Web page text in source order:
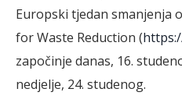
Europski tjedan smanjenja
for Waste Reduction (
započinje danas, 16.
nedjelje, 24. studenog.